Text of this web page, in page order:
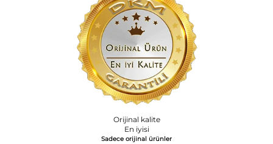
Orijinal kalite
En iyisi
Sadece orijinal ürünler